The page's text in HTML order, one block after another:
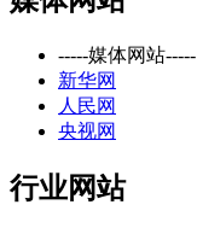
-----媒体网站-----
新华网
人民网
央视网
行业网站